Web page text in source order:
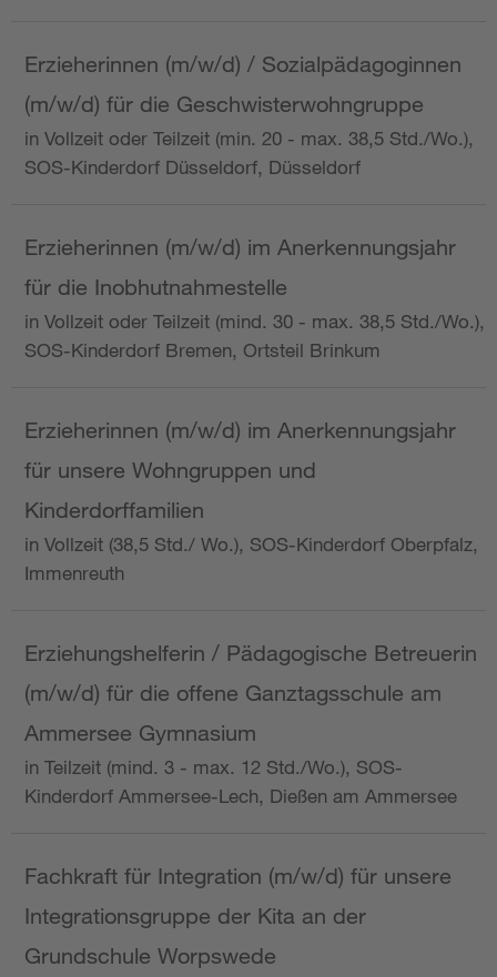
Erzieherinnen (m/w/d) / Sozialpädagoginnen
(m/w/d) für die Geschwisterwohngruppe
in Vollzeit oder Teilzeit (min. 20 - max. 38,5 Std./Wo.),
SOS-Kinderdorf Düsseldorf, Düsseldorf
Erzieherinnen (m/w/d) im Anerkennungsjahr
für die Inobhutnahmestelle
in Vollzeit oder Teilzeit (mind. 30 - max. 38,5 Std./Wo.),
SOS-Kinderdorf Bremen, Ortsteil Brinkum
Erzieherinnen (m/w/d) im Anerkennungsjahr
für unsere Wohngruppen und
Kinderdorffamilien
in Vollzeit (38,5 Std./ Wo.), SOS-Kinderdorf Oberpfalz,
Immenreuth
Erziehungshelferin / Pädagogische Betreuerin
(m/w/d) für die offene Ganztagsschule am
Ammersee Gymnasium
in Teilzeit (mind. 3 - max. 12 Std./Wo.), SOS-
Kinderdorf Ammersee-Lech, Dießen am Ammersee
Fachkraft für Integration (m/w/d) für unsere
Integrationsgruppe der Kita an der
Grundschule Worpswede